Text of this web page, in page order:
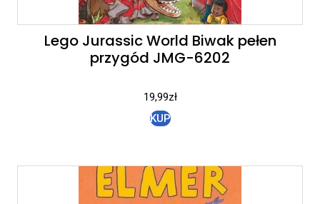
Lego Jurassic World Biwak pełen
przygód JMG-6202
19,99zł
KUP